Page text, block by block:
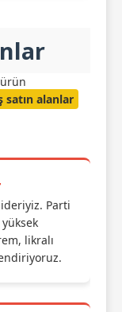
satın alanlar
Parti
likralı